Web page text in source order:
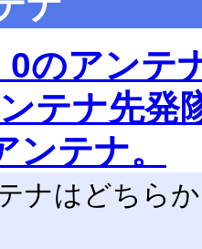
のアンテ
テナ先発
ンテナ。
ナはどちら